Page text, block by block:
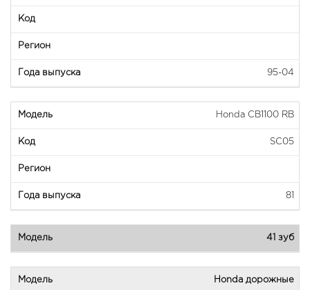
95-04
Honda CB1100 RB
SC05
81
41 зуб
Honda дорожные